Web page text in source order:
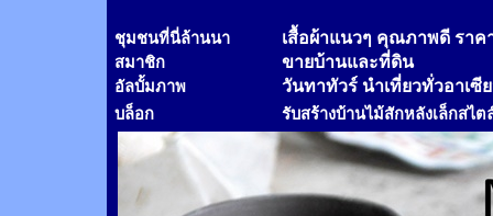
ชุมชนที่นี่ล้านนา เสื้อผ้าแนวๆ คุณภาพดี ราค
สมาชิก ขายบ้านและที่ดิน
อัลบั้มภาพ วันทาทัวร์ นำเที่ยวทั่วอาเซี
บล็อก รับสร้างบ้านไม้สักหลังเล็กสไต